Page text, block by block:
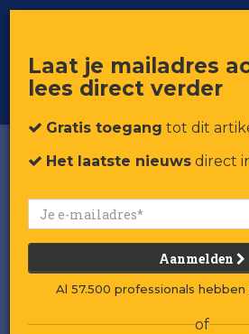
Voor professionals in retail & brands
Laat je mailadres
lees direct verder
Gratis toegang tot dit
Het laatste nieuws direct
Aanmelden
Al 57.500 professionals
of